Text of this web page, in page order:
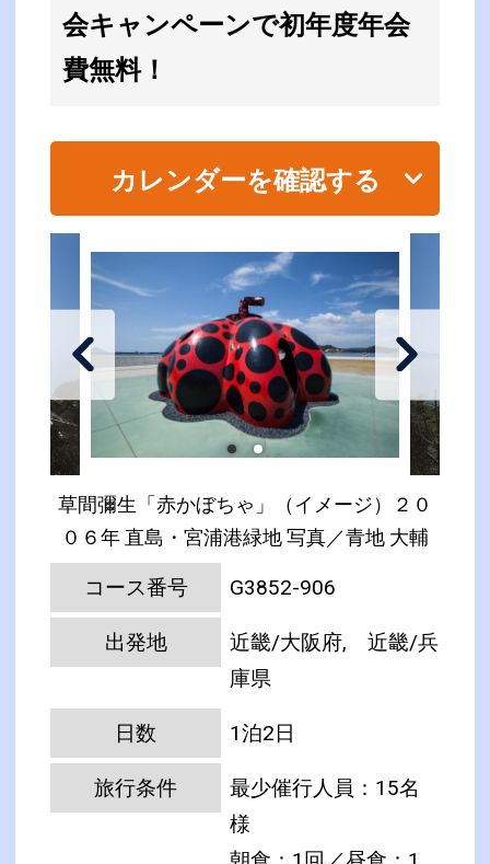
会キャンペーンで初年度年会
費無料！
カレンダーを確認する
草間彌生「赤かぼちゃ」（イメージ）２０
０６年 直島・宮浦港緑地 写真／青地 大輔
コース番号 G3852-906
出発地
近畿/大阪府, 近畿/兵
庫県
日数 1泊2日
旅行条件
最少催行人員：15名
様